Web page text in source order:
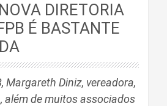
DIRETORIA
É BASTANTE
Margareth Diniz, vereadora,
além de muitos associados